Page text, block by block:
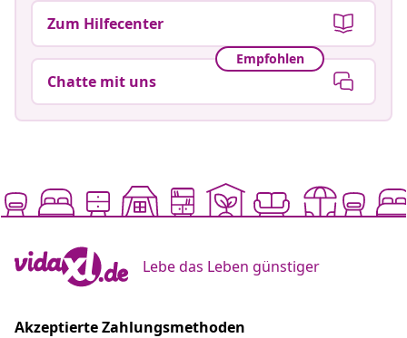
Zum Hilfecenter
Empfohlen
Chatte mit uns
Lebe das Leben günstiger
Akzeptierte Zahlungsmethoden